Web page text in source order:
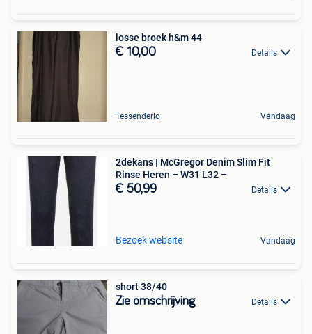
losse broek h&m 44
€ 10,00 Details
Tessenderlo Vandaag
2dekans | McGregor Denim Slim Fit
Rinse Heren – W31 L32 –
€ 50,99 Details
Bezoek website Vandaag
short 38/40
Zie omschrijving Details